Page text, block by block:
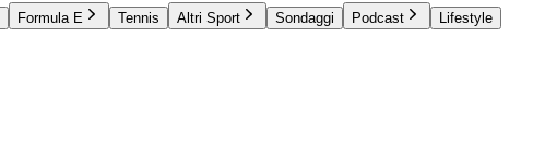
Formula E Tennis Altri Sport Sondaggi Podcast
Lifestyle